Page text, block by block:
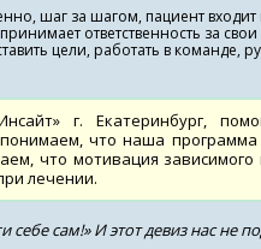
шаг за шагом, пациент
ответственность за свои
цели, работать в команде,
г. Екатеринбург,
что наша
что мотивация
лечении.
сам!» И этот девиз нас не